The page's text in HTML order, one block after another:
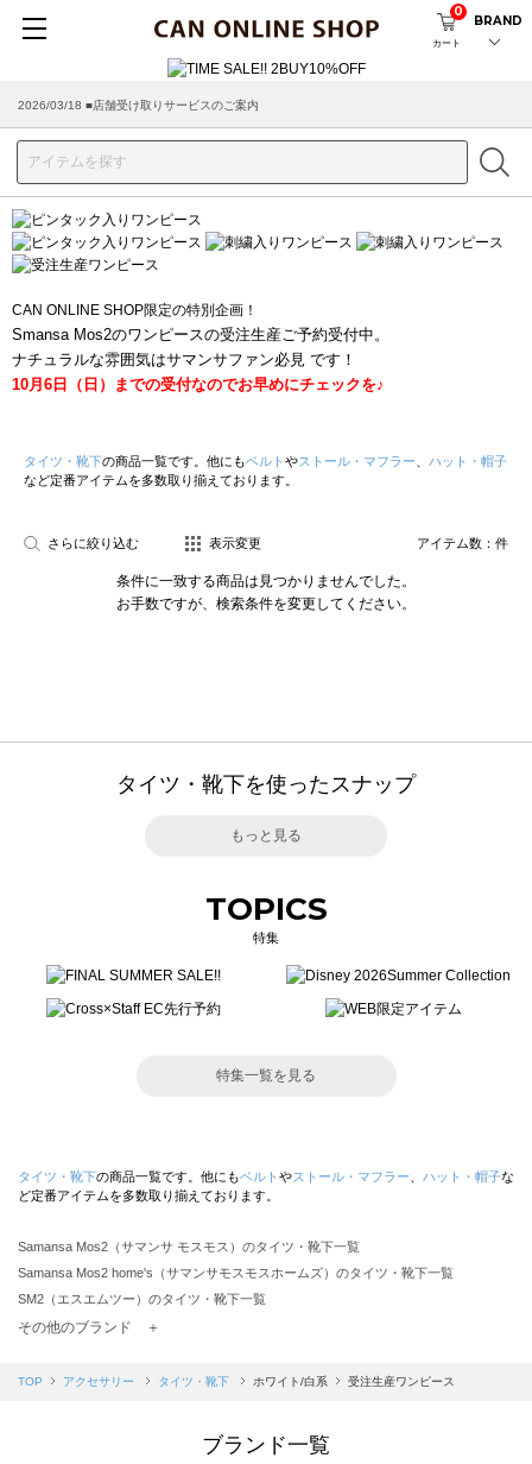
カート
0
BRAND
2026/03/18 ■店舗受け取りサービスのご案内
CAN ONLINE SHOP限定の特別企画！
Smansa Mos2のワンピースの受注生産ご予約受付中。
ナチュラルな雰囲気はサマンサファン必見 です！
10月6日（日）までの受付なのでお早めにチェックを♪
タイツ・靴下の商品一覧です。他にもベルト やストール・マフラー
ハット・帽子
など定番アイテムを多数取り揃えております。
さらに絞り込む 表示変更 アイテム数： 件
条件に一致する商品は見つかりませんでした。
お手数ですが、検索条件を変更してください。
タイツ・靴下を使ったスナップ
もっと見る
TOPICS
特集
特集一覧を見る
タイツ・靴下の商品一覧です。他にもベルト やストール・マフラー ハット・帽子な
ど定番アイテムを多数取り揃えております。
Samansa Mos2（サマンサ モスモス）のタイツ・靴下一覧
Samansa Mos2 home's（サマンサモスモスホームズ）のタイツ・靴下一覧
SM2（エスエムツー）のタイツ・靴下一覧
TSUHARU by Samansa Mos2（ツハルバイサマンサモスモス）のタイツ・靴下一覧
Samansa Mos2 blue（サマンサモスモス ブルー）のタイツ・靴下一覧
sō4ū（ソウフォーユー）のタイツ・靴下一覧
その他のブランド ＋
TOP アクセサリー タイツ・靴下 ホワイト/白系 受注生産ワンピース
ブランド一覧